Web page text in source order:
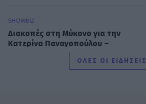
SHOWBIZ
Διακοπές στη Μύκονο για την
Κατερίνα Παναγοπούλου –
Ηλιοκαμένη και με σιλουέτα που
ΟΛΕΣ ΟΙ ΕΙΔΗΣΕΙΣ